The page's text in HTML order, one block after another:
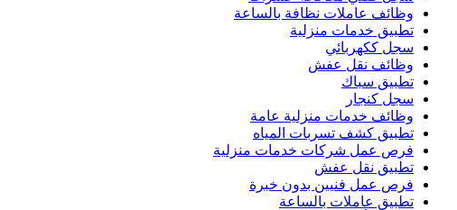
وظائف عاملات نظافة بالساعة
تطبيق خدمات منزلية
سجل ككهربائي
وظائف نقل عفش
تطبيق سباك
سجل كنجار
وظائف خدمات منزلية عامة
تطبيق كشف تسربات المياه
فرص عمل شركات خدمات منزلية
تطبيق نقل عفش
فرص عمل فنيين بدون خبرة
تطبيق عاملات بالساعة